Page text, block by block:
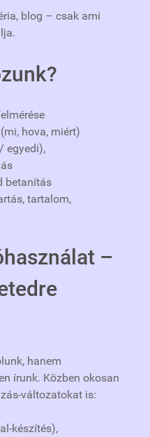
blog – csak ami
hova, miért)
egyedi),
betanítás
tartalom,
–
hanem
írunk. Közben okosan
is: